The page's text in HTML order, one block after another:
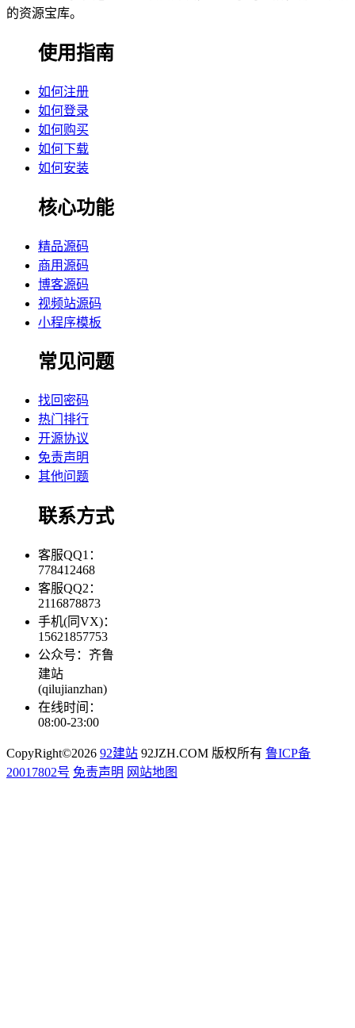
的资源宝库。
使用指南
如何注册
如何登录
如何购买
如何下载
如何安装
核心功能
精品源码
商用源码
博客源码
视频站源码
小程序模板
常见问题
找回密码
热门排行
开源协议
免责声明
其他问题
联系方式
客服QQ1：
778412468
客服QQ2：
2116878873
手机(同VX)：
15621857753
公众号：齐鲁
建站
(qilujianzhan)
在线时间：
08:00-23:00
CopyRight©2026 92建站 92JZH.COM 版权所有 鲁ICP备
20017802号 免责声明 网站地图